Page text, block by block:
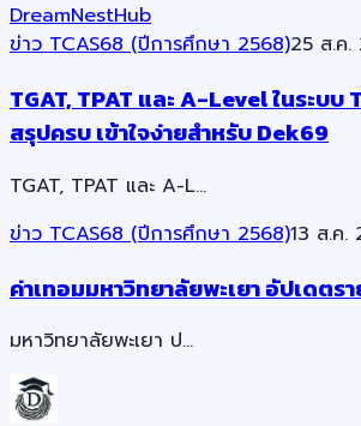
DreamNestHub
ข่าว TCAS68 (ปีการศึกษา 2568)25 ส.ค.
TGAT, TPAT และ A-Level ในระบบ
สรุปครบ เข้าใจง่ายสำหรับ Dek69
TGAT, TPAT และ A-L…
ข่าว TCAS68 (ปีการศึกษา 2568)13 ส.ค.
ค่าเทอมมหาวิทยาลัยพะเยา อัปเดตร
มหาวิทยาลัยพะเยา ป…